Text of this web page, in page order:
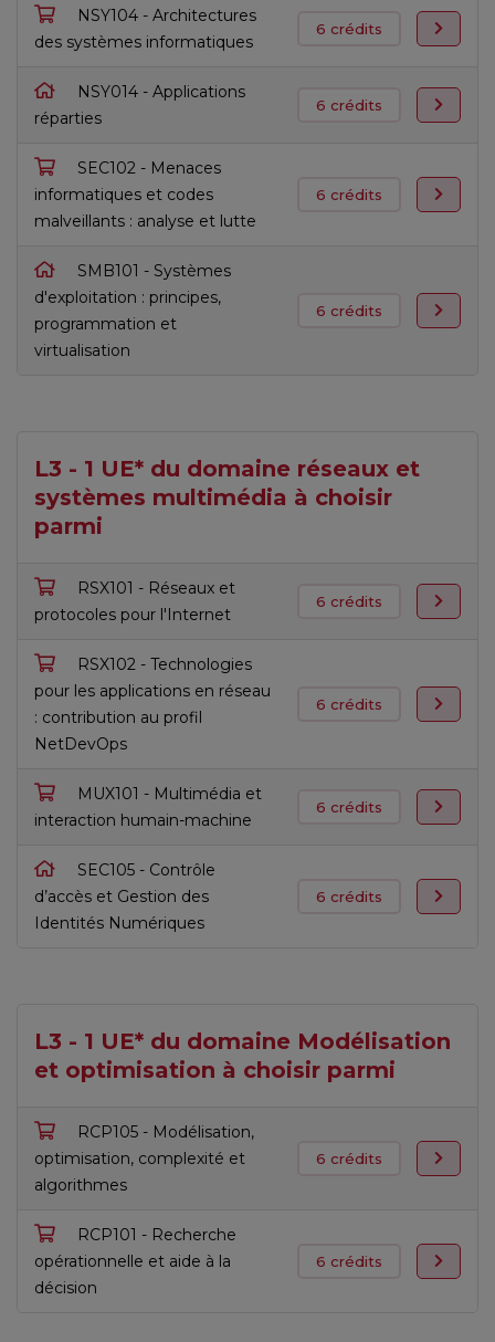
NSY104 - Architectures
des systèmes informatiques
6 crédits
NSY014 - Applications
réparties
6 crédits
SEC102 - Menaces
informatiques et codes
malveillants : analyse et lutte
6 crédits
SMB101 - Systèmes
d'exploitation : principes,
programmation et
virtualisation
6 crédits
L3 - 1 UE* du domaine réseaux et
systèmes multimédia à choisir
parmi
RSX101 - Réseaux et
protocoles pour l'Internet
6 crédits
RSX102 - Technologies
pour les applications en réseau
: contribution au profil
NetDevOps
6 crédits
MUX101 - Multimédia et
interaction humain-machine
6 crédits
SEC105 - Contrôle
d’accès et Gestion des
Identités Numériques
6 crédits
L3 - 1 UE* du domaine Modélisation
et optimisation à choisir parmi
RCP105 - Modélisation,
optimisation, complexité et
algorithmes
6 crédits
RCP101 - Recherche
opérationnelle et aide à la
décision
6 crédits